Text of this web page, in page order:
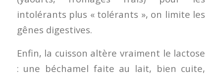
intolérants plus « tolérants », on limite les
gênes digestives.
Enfin, la cuisson altère vraiment le lactose
: une béchamel faite au lait, bien cuite,